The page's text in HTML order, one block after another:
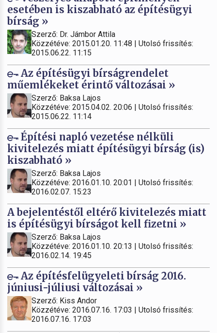
esetében is kiszabható az építésügyi
bírság »
Szerző: Dr. Jámbor Attila
Közzétéve: 2015.01.20. 11:48 | Utolsó frissítés:
2015.06.22. 11:15
Az építésügyi bírságrendelet
műemlékeket érintő változásai »
Szerző: Baksa Lajos
Közzétéve: 2015.04.02. 20:06 | Utolsó frissítés:
2015.06.22. 11:14
Építési napló vezetése nélküli
kivitelezés miatt építésügyi bírság (is)
kiszabható »
Szerző: Baksa Lajos
Közzétéve: 2016.01.10. 20:01 | Utolsó frissítés:
2016.02.07. 15:23
A bejelentéstől eltérő kivitelezés miatt
is építésügyi bírságot kell fizetni »
Szerző: Baksa Lajos
Közzétéve: 2016.01.10. 20:13 | Utolsó frissítés:
2016.02.14. 19:45
Az építésfelügyeleti bírság 2016.
júniusi-júliusi változásai »
Szerző: Kiss Andor
Közzétéve: 2016.07.16. 17:03 | Utolsó frissítés:
2016.07.16. 17:03